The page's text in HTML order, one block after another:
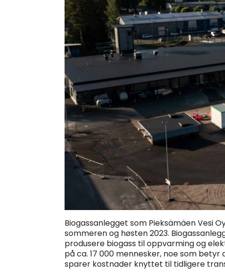
Biogassanlegget som Pieksämäen Vesi
sommeren og høsten 2023.
produsere biogass til oppvarming og
på ca. 17 000 mennesker, noe som
sparer kostnader knyttet til tidligere